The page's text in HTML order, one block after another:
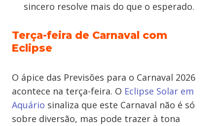
sincero resolve mais do que o esperado.
Terça-feira de Carnaval com
Eclipse
O ápice das Previsões para o Carnaval 2026
acontece na terça-feira. O Eclipse Solar em
Aquário sinaliza que este Carnaval não é só
sobre diversão, mas pode trazer à tona